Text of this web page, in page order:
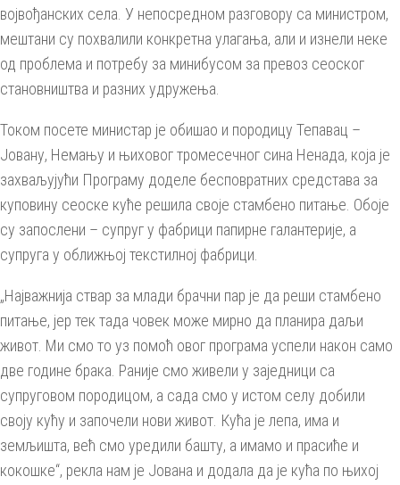
војвођанских села. У непосредном разговору са министром,
мештани су похвалили конкретна улагања, али и изнели неке
од проблема и потребу за минибусом за превоз сеоског
становништва и разних удружења.
Током посете министар је обишао и породицу Тепавац –
Јовану, Немању и њиховог тромесечног сина Ненада, која је
захваљујући Програму доделе бесповратних средстава за
куповину сеоске куће решила своје стамбено питање. Обоје
су запослени – супруг у фабрици папирне галантерије, а
супруга у оближњој текстилној фабрици.
„Најважнија ствар за млади брачни пар је да реши стамбено
питање, јер тек тада човек може мирно да планира даљи
живот. Ми смо то уз помоћ овог програма успели након само
две године брака. Раније смо живели у заједници са
супруговом породицом, а сада смо у истом селу добили
своју кућу и започели нови живот. Кућа је лепа, има и
земљишта, већ смо уредили башту, а имамо и прасиће и
кокошке“, рекла нам је Јована и додала да је кућа по њихој